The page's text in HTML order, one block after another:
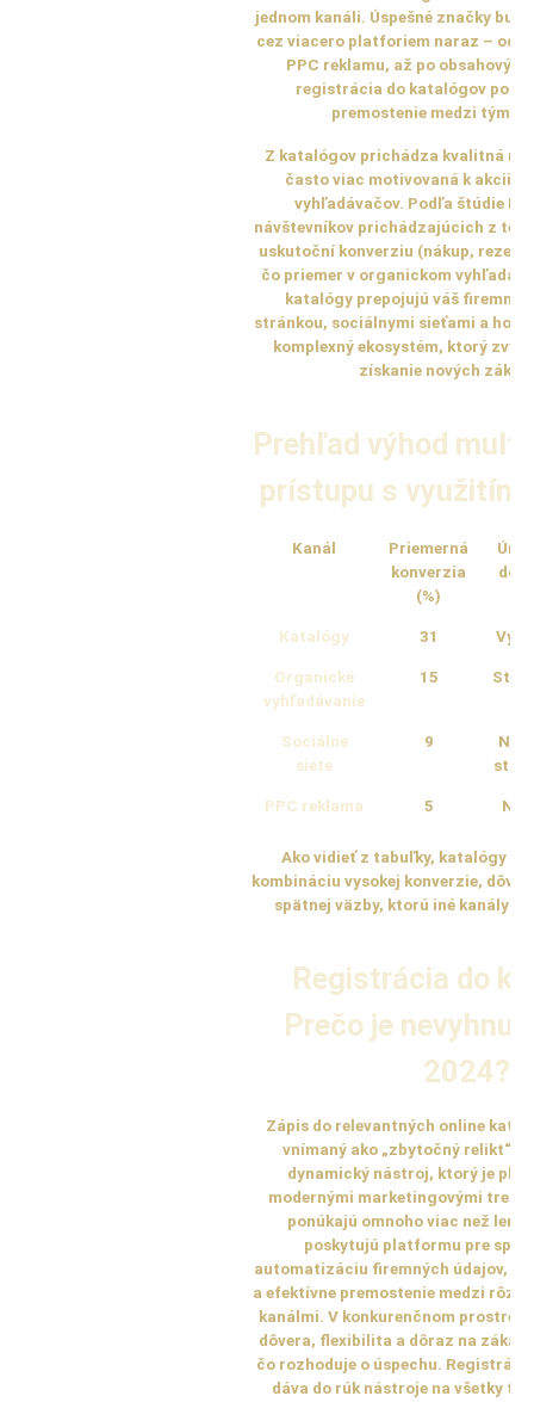
jednom kanáli. Úspešné značky
cez viacero platforiem naraz – od
PPC reklamu, až po obsahový
registrácia do katalógov
premostenie medzi
Z katalógov prichádza kvalitná
často viac motivovaná k akcii
vyhľadávačov. Podľa štúdie
návštevníkov prichádzajúcich z
uskutoční konverziu (nákup,
čo priemer v organickom
katalógy prepojujú váš firemný
stránkou, sociálnymi sieťami a
komplexný ekosystém, ktorý
získanie nových
Prehľad výhod
prístupu s využitím
Kanál
Priemerná
konverzia
(%)
Katalógy 31
Organické
vyhľadávanie
15
Sociálne
siete
9
PPC reklama 5
Ako vidieť z tabuľky, katalógy
kombináciu vysokej konverzie,
spätnej väzby, ktorú iné kanály
Registrácia do
Prečo je
2024?
Zápis do relevantných online
vnímaný ako „zbytočný relikt“
dynamický nástroj, ktorý je
modernými marketingovými
ponúkajú omnoho viac než len
poskytujú platformu pre
automatizáciu firemných údajov,
a efektívne premostenie medzi
kanálmi. V konkurenčnom
dôvera, flexibilita a dôraz na
čo rozhoduje o úspechu.
dáva do rúk nástroje na všetky